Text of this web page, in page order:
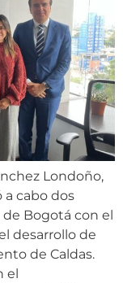
Londoño,
cabo dos
Bogotá con el
desarrollo de
de Caldas.
el